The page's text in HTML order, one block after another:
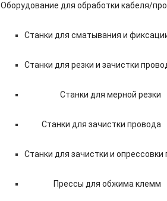
Оборудование для обработки кабеля/
Станки для сматывания и
Станки для резки и зачистки
Станки для мерной резки
Станки для зачистки провода
Станки для зачистки и опрессовки
Прессы для обжима клемм